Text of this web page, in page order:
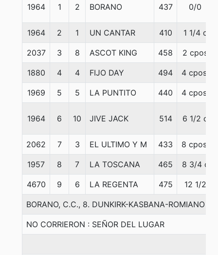
1964 1 2 BORANO 437 0/0
1964 2 1 UN CANTAR 410 1 1/4 c
2037 3 8 ASCOT KING 458 2 cpos
1880 4 4 FIJO DAY 494 4 cpos.
1969 5 5 LA PUNTITO 440 4 cpos.
1964 6 10 JIVE JACK 514 6 1/2 c
2062 7 3 EL ULTIMO Y M 433 8 cpos.
1957 8 7 LA TOSCANA 465 8 3/4 c
4670 9 6 LA REGENTA 475 12 1/2
BORANO, C.C., 8. DUNKIRK-KASBANA-ROMIANO
NO CORRIERON : SEÑOR DEL LUGAR